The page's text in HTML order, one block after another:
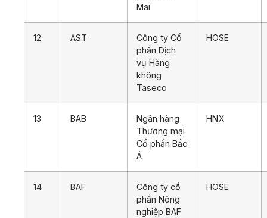
Mai
12 AST
Công ty Cổ
phần Dịch
vụ Hàng
không
Taseco
HOSE
13 BAB
Ngân hàng
Thương mại
Cổ phần Bắc
Á
HNX
14 BAF
Công ty cổ
phần Nông
nghiệp BAF
HOSE